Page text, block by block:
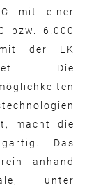
mit einer
bzw. 6.000
der EK
Die
macht die
Das
anhand
unter